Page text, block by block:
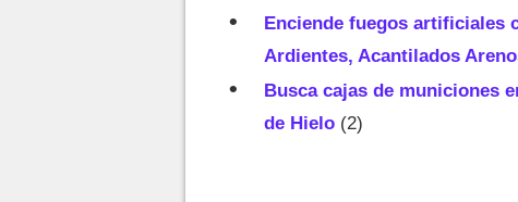
Enciende fuegos artificiales
Ardientes, Acantilados
Busca cajas de municiones
de Hielo (2)